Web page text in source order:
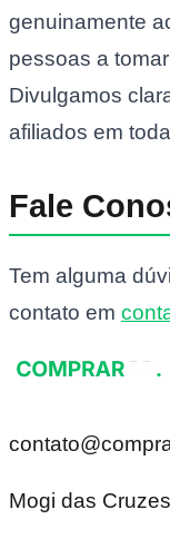
genuinamente
pessoas a
Divulgamos
afiliados em
Fale
Tem alguma
contato em
Mogi das